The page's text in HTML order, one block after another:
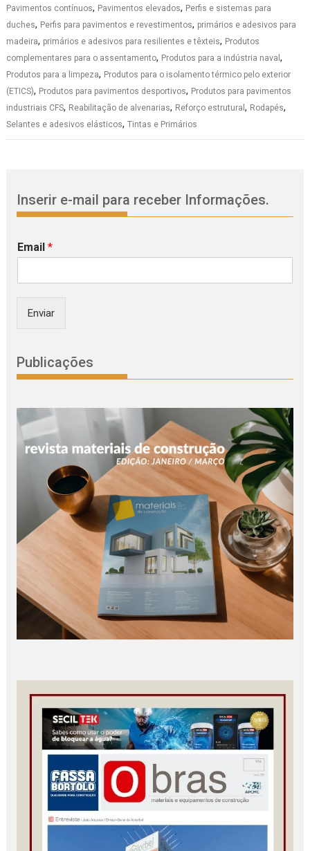
Pavimentos contínuos, Pavimentos elevados, Perfis e sistemas para
duches, Perfis para pavimentos e revestimentos, primários e adesivos para
madeira, primários e adesivos para resilientes e têxteis, Produtos
complementares para o assentamento, Produtos para a indústria naval,
Produtos para a limpeza, Produtos para o isolamento térmico pelo exterior
(ETICS), Produtos para pavimentos desportivos, Produtos para pavimentos
industriais CFS, Reabilitação de alvenarias, Reforço estrutural, Rodapés,
Selantes e adesivos elásticos,Tintas e Primários
Inserir e-mail para receber Informações.
Email*
Enviar
Publicações